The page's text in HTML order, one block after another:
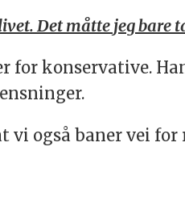
Det måtte jeg bare
for konservative.
vi også baner vei